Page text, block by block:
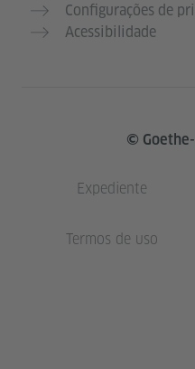
Configurações de
Acessibilidade
©
Expediente
Termos de uso